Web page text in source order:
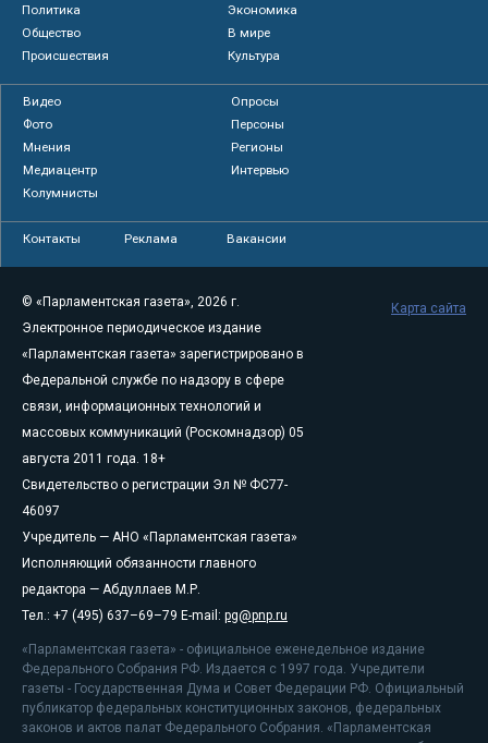
Политика
Экономика
Общество
В мире
Происшествия
Культура
Видео
Опросы
Фото
Персоны
Мнения
Регионы
Медиацентр
Интервью
Колумнисты
Контакты Реклама Вакансии
© «Парламентская газета», 2026 г.
Электронное периодическое издание
«Парламентская газета» зарегистрировано в
Федеральной службе по надзору в сфере
связи, информационных технологий и
массовых коммуникаций (Роскомнадзор) 05
августа 2011 года. 18+
Свидетельство о регистрации Эл № ФС77-
46097
Учредитель — АНО «Парламентская газета»
Исполняющий обязанности главного
редактора — Абдуллаев М.Р.
Тел.: +7 (495) 637–69–79 E-mail: pg@pnp.ru
«Парламентская газета» - официальное еженедельное издание
Федерального Собрания РФ. Издается с 1997 года. Учредители
газеты - Государственная Дума и Совет Федерации РФ. Официальный
публикатор федеральных конституционных законов, федеральных
законов и актов палат Федерального Собрания. «Парламентская
Карта сайта